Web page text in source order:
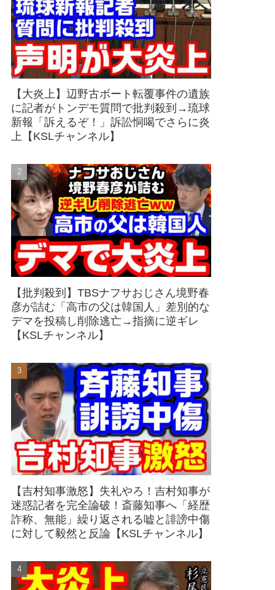
【大炎上】辺野古ボート転覆事件の遺族
に記者がトンデモ質問で批判殺到→琉球
新報「訴えるぞ！」訴訟恫喝でさらに炎
上【KSLチャンネル】
【批判殺到】TBSナフサおじさん境野春
彦が詰む「高市の父は韓国人」差別的な
デマを投稿し削除逃亡→指摘に逆ギレ
【KSLチャンネル】
【吉村知事激怒】失礼やろ！吉村知事が
迷惑記者を完全論破！斎藤知事へ「経歴
詐称、無能」繰り返される嘘と誹謗中傷
に対して毅然と反論【KSLチャンネル】